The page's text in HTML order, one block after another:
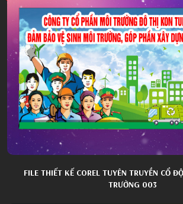
FILE THIẾT KẾ COREL TUYÊN TRUYỀN CỔ
TRƯỜNG 003